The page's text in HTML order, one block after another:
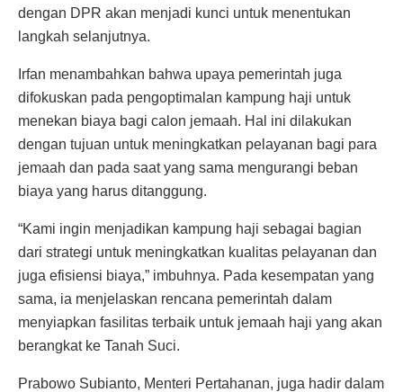
dengan DPR akan menjadi kunci untuk menentukan
langkah selanjutnya.
Irfan menambahkan bahwa upaya pemerintah juga
difokuskan pada pengoptimalan kampung haji untuk
menekan biaya bagi calon jemaah. Hal ini dilakukan
dengan tujuan untuk meningkatkan pelayanan bagi para
jemaah dan pada saat yang sama mengurangi beban
biaya yang harus ditanggung.
“Kami ingin menjadikan kampung haji sebagai bagian
dari strategi untuk meningkatkan kualitas pelayanan dan
juga efisiensi biaya,” imbuhnya. Pada kesempatan yang
sama, ia menjelaskan rencana pemerintah dalam
menyiapkan fasilitas terbaik untuk jemaah haji yang akan
berangkat ke Tanah Suci.
Prabowo Subianto, Menteri Pertahanan, juga hadir dalam